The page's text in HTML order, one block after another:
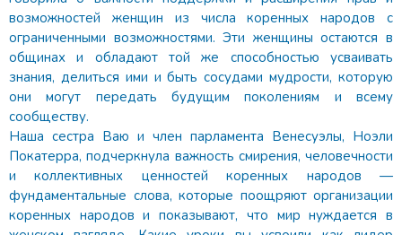
возможностей женщин из числа коренных народов с
ограниченными возможностями. Эти женщины остаются в
общинах и обладают той же способностью усваивать
знания, делиться ими и быть сосудами мудрости, которую
они могут передать будущим поколениям и всему
сообществу.
Наша сестра Ваю и член парламента Венесуэлы, Ноэли
Покатерра, подчеркнула важность смирения, человечности
и коллективных ценностей коренных народов —
фундаментальные слова, которые поощряют организации
коренных народов и показывают, что мир нуждается в